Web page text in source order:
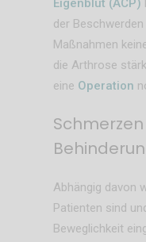
Eigenblut (ACP)
der
Maßnahmen
die Arthrose
eine Operation
Abhängig davon
Patienten sind
Beweglichkeit